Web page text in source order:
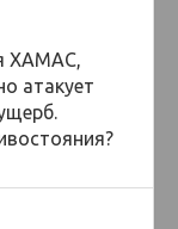
ХАМАС,
атакует